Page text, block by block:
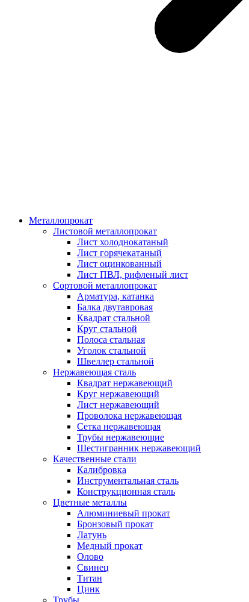
Металлопрокат
Листовой металлопрокат
Лист холоднокатаный
Лист горячекатаный
Лист оцинкованный
Лист ПВЛ, рифленый лист
Сортовой металлопрокат
Арматура, катанка
Балка двутавровая
Квадрат стальной
Круг стальной
Полоса стальная
Уголок стальной
Швеллер стальной
Нержавеющая сталь
Квадрат нержавеющий
Круг нержавеющий
Лист нержавеющий
Проволока нержавеющая
Сетка нержавеющая
Трубы нержавеющие
Шестигранник нержавеющий
Качественные стали
Калибровка
Инструментальная сталь
Конструкционная сталь
Цветные металлы
Алюминиевый прокат
Бронзовый прокат
Латунь
Медный прокат
Олово
Свинец
Титан
Цинк
Трубы